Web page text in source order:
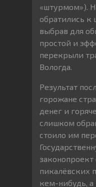
«штурмом»).
обратились к
выбрав для
простой и
перекрыли
Вологда.
Результат
горожане
денег и
слишком
стоило им
пикалёвских
кем-нибудь, а